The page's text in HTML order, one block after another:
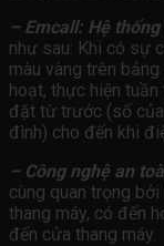
– Emcall: Hệ
như sau: Khi có sự
màu vàng trên
hoạt, thực hiện
đặt từ trước (số
đình) cho đến khi
– Công nghệ an
cùng quan trọng
thang máy, có đến
đến cửa thang máy.